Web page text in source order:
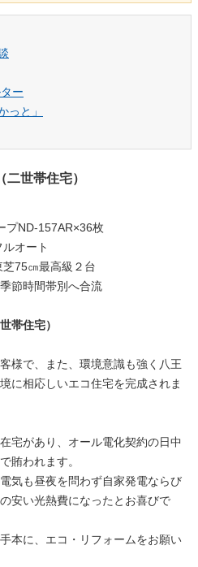
ー
っと」
世帯住宅）
ND-157AR×36枚
オート
75㎝最高級２台
節時間帯別へ合流
住宅）
様で、また、環境意識も強く八王
に相応しいエコ住宅を完成されま
宅があり、オール電化契約の日中
賄われます。
気も昼夜を問わず自家発電ならび
安い光熱費になったとお喜びで
本に、エコ・リフォームをお願い